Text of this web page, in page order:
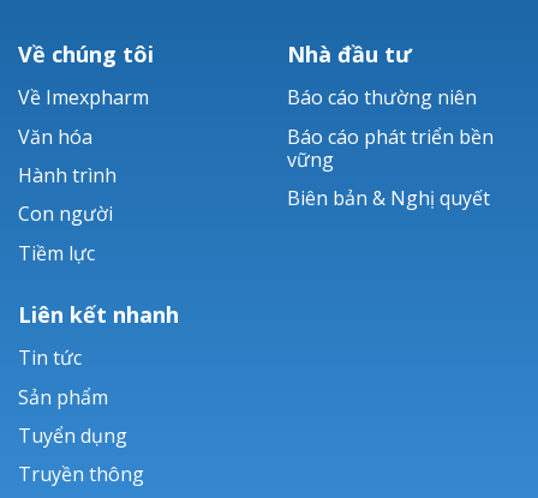
Về chúng tôi
Về Imexpharm
Văn hóa
Hành trình
Con người
Tiềm lực
Nhà đầu tư
Báo cáo thường niên
Báo cáo phát triển bền
vững
Biên bản & Nghị quyết
Liên kết nhanh
Tin tức
Sản phẩm
Tuyển dụng
Truyền thông